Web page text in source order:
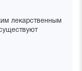
лекарственным